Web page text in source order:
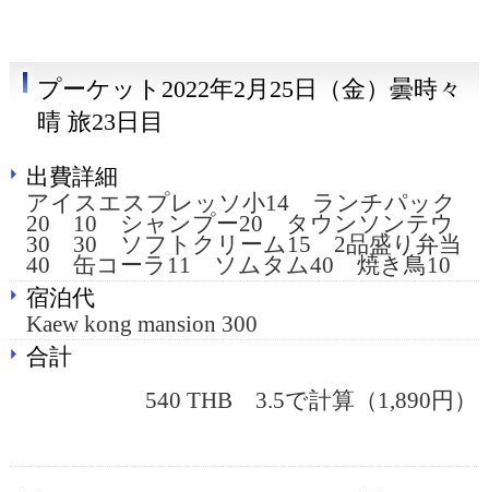
プーケット2022年2月25日（金）曇時々
晴 旅23日目
出費詳細
アイスエスプレッソ小14 ランチパック
20 10 シャンプー20 タウンソンテウ
30 30 ソフトクリーム15 2品盛り弁当
40 缶コーラ11 ソムタム40 焼き鳥10
宿泊代
Kaew kong mansion 300
合計
540 THB 3.5で計算（1,890円）